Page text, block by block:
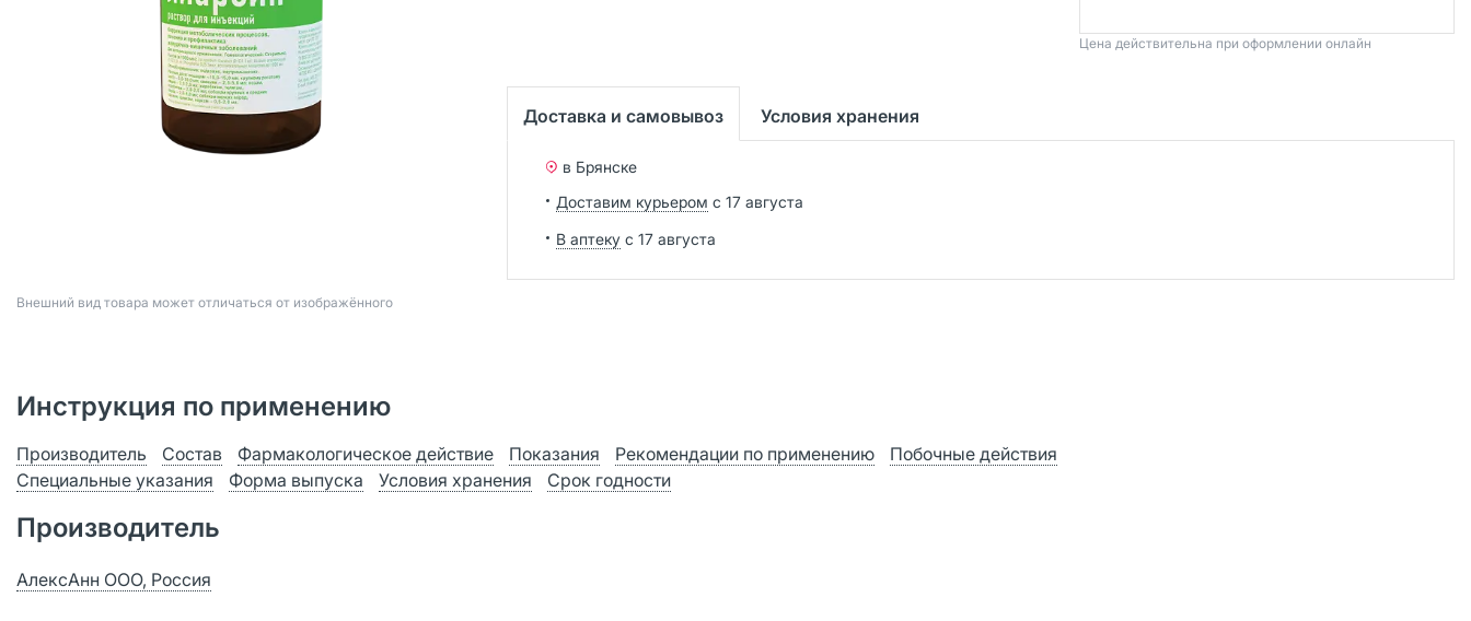
Bнешний вид товара может отличаться от изображённого
Цена действительна при оформлении онлайн
Доставка и самовывоз Условия хранения
в Брянске
Доставим курьером с 17 августа
В аптеку с 17 августа
Инструкция по применению
Производитель Состав Фармакологическое действие Показания Рекомендации по применению
Побочные действия
Специальные указания
Форма выпуска Условия хранения Срок годности
Производитель
АлексАнн ООО, Россия